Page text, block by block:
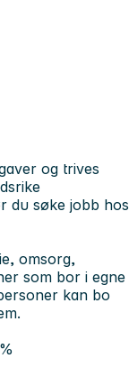
og trives
du søke jobb hos
omsorg,
som bor i egne
kan bo